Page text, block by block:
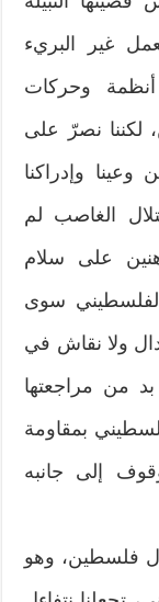
غير البريء
أنظمة وحركات
نصرّ على
وإدراكنا
الغاصب لم
على سلام
سوى
ولا نقاش في
بد من مراجعتها
بمقاومة
إلى جانبه
حول فلسطين، وهو